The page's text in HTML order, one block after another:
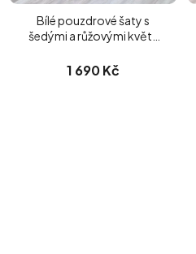
Bílé pouzdrové šaty s
šedými a růžovými květy
1 690 Kč